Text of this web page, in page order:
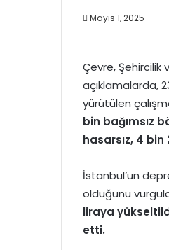
Mayıs 1, 2025
Çevre, Şehircilik
açıklamalarda,
yürütülen
bin bağımsız
hasarsız, 4
İstanbul’un
olduğunu
liraya
etti.